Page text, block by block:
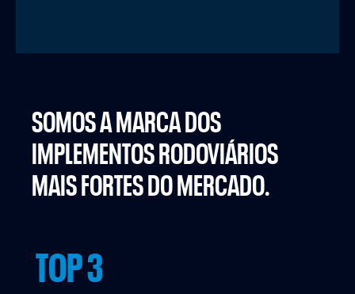
SOMOS A MARCA DOS
IMPLEMENTOS RODOVIÁRIOS
MAIS FORTES DO MERCADO.
TOP 3